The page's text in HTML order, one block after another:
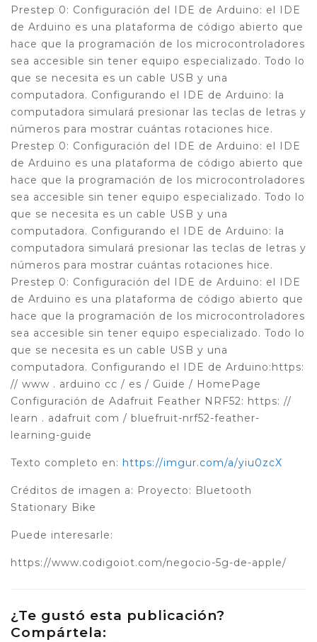
Prestep 0: Configuración del IDE de Arduino: el IDE
de Arduino es una plataforma de código abierto que
hace que la programación de los microcontroladores
sea accesible sin tener equipo especializado. Todo lo
que se necesita es un cable USB y una
computadora. Configurando el IDE de Arduino: la
computadora simulará presionar las teclas de letras y
números para mostrar cuántas rotaciones hice.
Prestep 0: Configuración del IDE de Arduino: el IDE
de Arduino es una plataforma de código abierto que
hace que la programación de los microcontroladores
sea accesible sin tener equipo especializado. Todo lo
que se necesita es un cable USB y una
computadora. Configurando el IDE de Arduino: la
computadora simulará presionar las teclas de letras y
números para mostrar cuántas rotaciones hice.
Prestep 0: Configuración del IDE de Arduino: el IDE
de Arduino es una plataforma de código abierto que
hace que la programación de los microcontroladores
sea accesible sin tener equipo especializado. Todo lo
que se necesita es un cable USB y una
computadora. Configurando el IDE de Arduino:https:
// www . arduino cc / es / Guide / HomePage
Configuración de Adafruit Feather NRF52: https: //
learn . adafruit com / bluefruit-nrf52-feather-
learning-guide
Texto completo en: https://imgur.com/a/yiu0zcX
Créditos de imagen a: Proyecto: Bluetooth
Stationary Bike
Puede interesarle:
https://www.codigoiot.com/negocio-5g-de-apple/
¿Te gustó esta publicación?
Compártela: